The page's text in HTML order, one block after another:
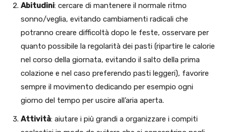
Abitudini: cercare di mantenere il normale ritmo
sonno/veglia, evitando cambiamenti radicali che
potranno creare difficoltà dopo le feste, osservare per
quanto possibile la regolarità dei pasti (ripartire le calorie
nel corso della giornata, evitando il salto della prima
colazione e nel caso preferendo pasti leggeri), favorire
sempre il movimento dedicando per esempio ogni
giorno del tempo per uscire all’aria aperta.
Attività: aiutare i più grandi a organizzare i compiti